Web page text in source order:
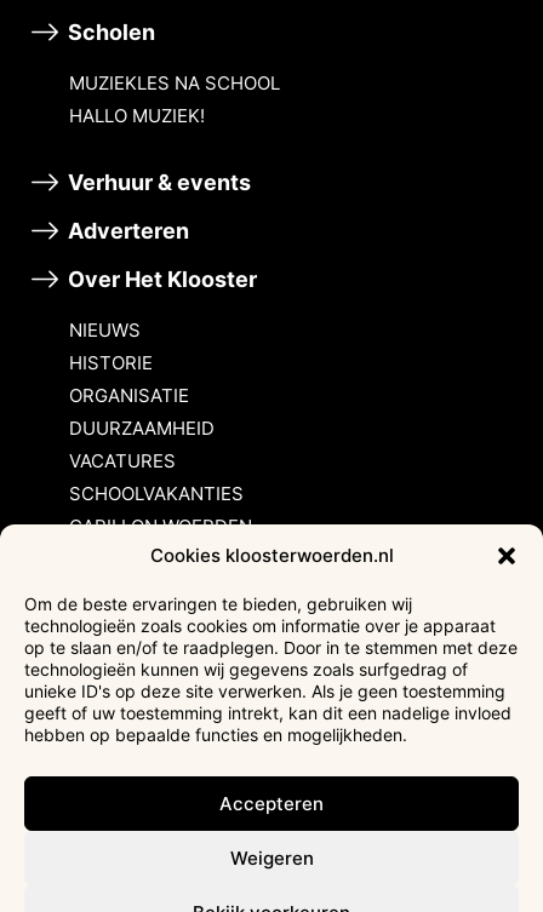
Cookies kloosterwoerden.nl
Om de beste ervaringen te bieden, gebruiken wij
technologieën zoals cookies om informatie over je apparaat
op te slaan en/of te raadplegen. Door in te stemmen met deze
technologieën kunnen wij gegevens zoals surfgedrag of
unieke ID's op deze site verwerken. Als je geen toestemming
geeft of uw toestemming intrekt, kan dit een nadelige invloed
hebben op bepaalde functies en mogelijkheden.
Accepteren
Weigeren
Scholen
MUZIEKLES NA SCHOOL
HALLO MUZIEK!
Verhuur & events
Adverteren
Over Het Klooster
NIEUWS
HISTORIE
ORGANISATIE
DUURZAAMHEID
VACATURES
SCHOOLVAKANTIES
CARILLON WOERDEN
Inschrijvingsvoorwaarden
Bezoekersvoorwaarden
Huurvoorwaarden
Privacyverklaring
Ticketverkoop